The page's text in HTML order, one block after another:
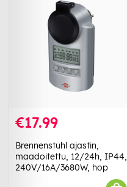
€17.99
Brennenstuhl ajastin,
maadoitettu, 12/24h, IP44,
240V/16A/3680W, hop